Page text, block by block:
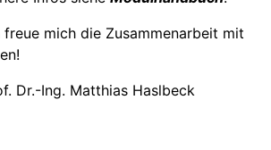
freue mich die Zusammenarbeit mit
Dr.-Ing. Matthias Haslbeck